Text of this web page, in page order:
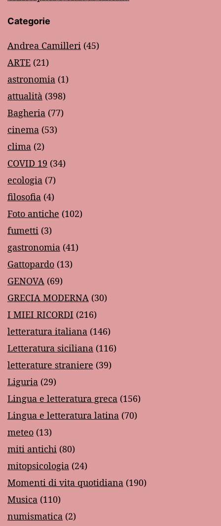
Categorie
Andrea Camilleri (45)
ARTE (21)
astronomia (1)
attualità (398)
Bagheria (77)
cinema (53)
clima (2)
COVID 19 (34)
ecologia (7)
filosofia (4)
Foto antiche (102)
fumetti (3)
gastronomia (41)
Gattopardo (13)
GENOVA (69)
GRECIA MODERNA (30)
I MIEI RICORDI (216)
letteratura italiana (146)
Letteratura siciliana (116)
letterature straniere (39)
Liguria (29)
Lingua e letteratura greca (156)
Lingua e letteratura latina (70)
meteo (13)
miti antichi (80)
mitopsicologia (24)
Momenti di vita quotidiana (190)
Musica (110)
numismatica (2)